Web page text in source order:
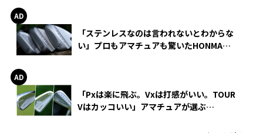
「ステンレスなのは言われないとわからな
い」プロもアマチュアも驚いたHONMA
「Pxは楽に飛ぶ。Vxは打感がいい。TOUR
Vはカッコいい」アマチュアが選ぶ